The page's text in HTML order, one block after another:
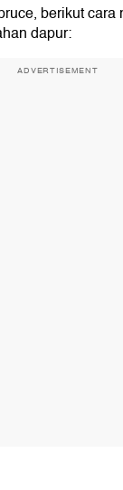
berikut cara
dapur:
ADVERTISEMENT